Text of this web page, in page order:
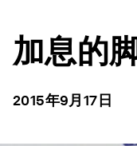
加息的
2015年9月17日